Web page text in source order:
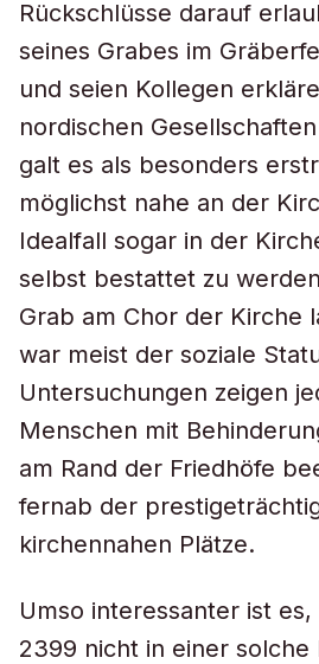
Rückschlüsse darauf
seines Grabes im
und seien Kollegen
nordischen
galt es als besonders
möglichst nahe an der
Idealfall sogar in der
selbst bestattet zu
Grab am Chor der Kirche
war meist der soziale
Untersuchungen zeigen
Menschen mit
am Rand der Friedhöfe
fernab der
kirchennahen Plätze.
Umso interessanter ist
2399 nicht in einer solche